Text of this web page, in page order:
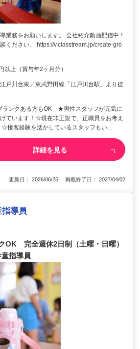
業務をお願いします。 会社紹介動画配信中！
ください。 https://v.classtream.jp/create-gro
以上（賞与年2ヶ月分）
戸川台東／東武野田線「江戸川台駅」より徒
ランクある方もOK ★男性スタッフが元気に
ています！☆現在非正規で、正職員をお考え
☆接客経験を活かしているスタッフもい…
詳細を見る
更新日： 2026/06/25 掲載終了日： 2027/04/02
導員
OK 完全週休2日制（土曜・日曜）
指導員